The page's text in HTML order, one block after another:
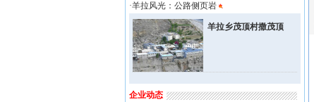
·羊拉风光：公路侧页岩
羊拉乡茂顶村撒茂顶
企业动态